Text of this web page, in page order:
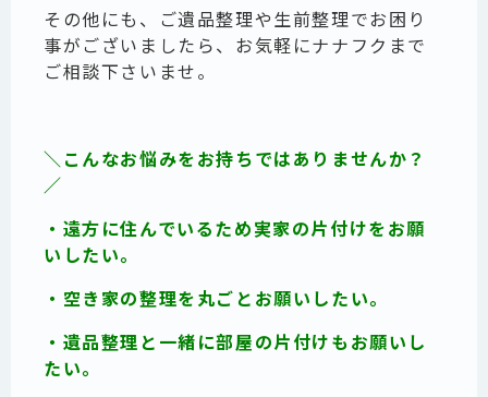
その他にも、ご遺品整理や生前整理でお困り
事がございましたら、お気軽にナナフクまで
ご相談下さいませ。
＼こんなお悩みをお持ちではありませんか？
／
・遠方に住んでいるため実家の片付けをお願
いしたい。
・空き家の整理を丸ごとお願いしたい。
・遺品整理と一緒に部屋の片付けもお願いし
たい。